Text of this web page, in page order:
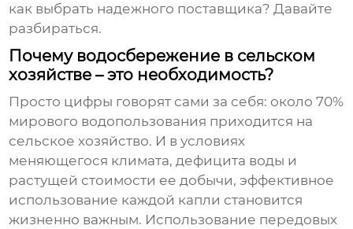
как выбрать надежного поставщика? Давайте
разбираться.
Почему водосбережение в сельском
хозяйстве – это необходимость?
Просто цифры говорят сами за себя: около 70%
мирового водопользования приходится на
сельское хозяйство. И в условиях
меняющегося климата, дефицита воды и
растущей стоимости ее добычи, эффективное
использование каждой капли становится
жизненно важным. Использование передовых